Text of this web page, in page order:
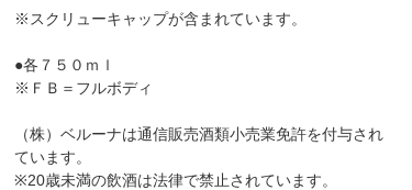
※スクリューキャップが含まれています。
●各７５０ｍｌ
※ＦＢ＝フルボディ
（株）ベルーナは通信販売酒類小売業免許を付与され
ています。
※20歳未満の飲酒は法律で禁止されています。